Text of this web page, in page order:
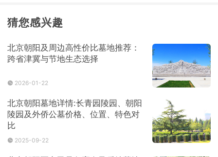
猜您感兴趣
北京朝阳及周边高性价比墓地推荐：
跨省津冀与节地生态选择
2026-01-22
北京朝阳墓地详情:长青园陵园、朝阳
陵园及外侨公墓价格、位置、特色对
比
2025-09-22